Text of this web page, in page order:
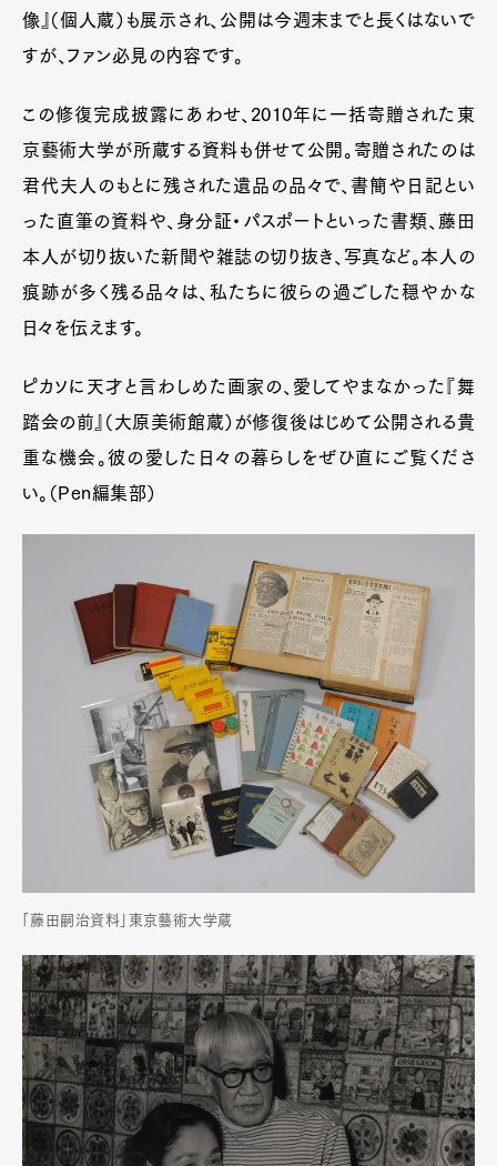
像』（個人蔵）も展示され、公開は今週末までと長くはないで
すが、ファン必見の内容です。
この修復完成披露にあわせ、2010年に一括寄贈された東
京藝術大学が所蔵する資料も併せて公開。寄贈されたのは
君代夫人のもとに残された遺品の品々で、書簡や日記とい
った直筆の資料や、身分証・パスポートといった書類、藤田
本人が切り抜いた新聞や雑誌の切り抜き、写真など。本人の
痕跡が多く残る品々は、私たちに彼らの過ごした穏やかな
日々を伝えます。
ピカソに天才と言わしめた画家の、愛してやまなかった『舞
踏会の前』（大原美術館蔵）が修復後はじめて公開される貴
重な機会。彼の愛した日々の暮らしをぜひ直にご覧くださ
い。（Pen編集部）
「藤田嗣治資料」東京藝術大学蔵